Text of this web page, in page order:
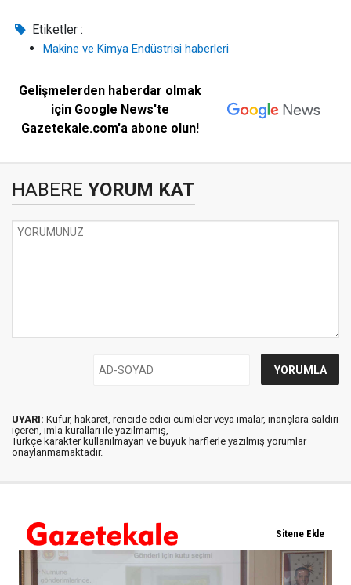
Etiketler :
Makine ve Kimya Endüstrisi haberleri
Gelişmelerden haberdar olmak
için Google News'te
Gazetekale.com'a abone olun!
HABERE YORUM KAT
UYARI: Küfür, hakaret, rencide edici cümleler veya imalar, inançlara saldırı
içeren, imla kuralları ile yazılmamış,
Türkçe karakter kullanılmayan ve büyük harflerle yazılmış yorumlar
onaylanmamaktadır.